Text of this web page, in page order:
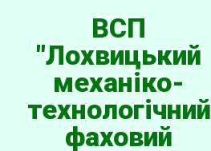
ВСП
"Лохвицький
механіко-
технологічний
фаховий